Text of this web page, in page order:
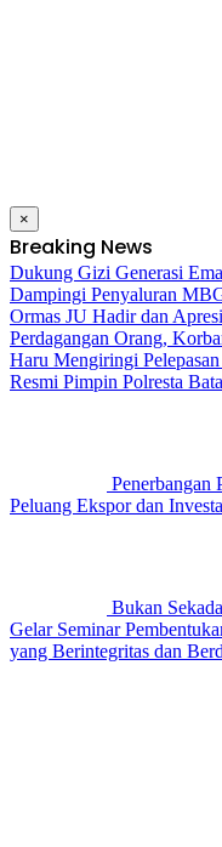
×
Breaking News
Dukung Gizi Generasi
Dampingi Penyaluran
Ormas JU Hadir dan
Perdagangan Orang,
Haru Mengiringi
Resmi Pimpin Polresta
Penerbangan
Peluang Ekspor dan
Bukan
Gelar Seminar
yang Berintegritas dan